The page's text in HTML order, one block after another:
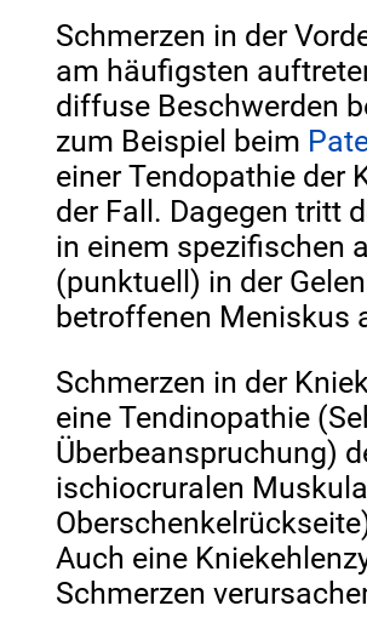
Schmerzen in der
am häufigsten
diffuse Beschwerden
zum Beispiel beim
einer Tendopathie der
der Fall. Dagegen tritt
in einem spezifischen
(punktuell) in der
betroffenen Meniskus
Schmerzen in der
eine Tendinopathie
Überbeanspruchung)
ischiocruralen
Auch eine
Schmerzen